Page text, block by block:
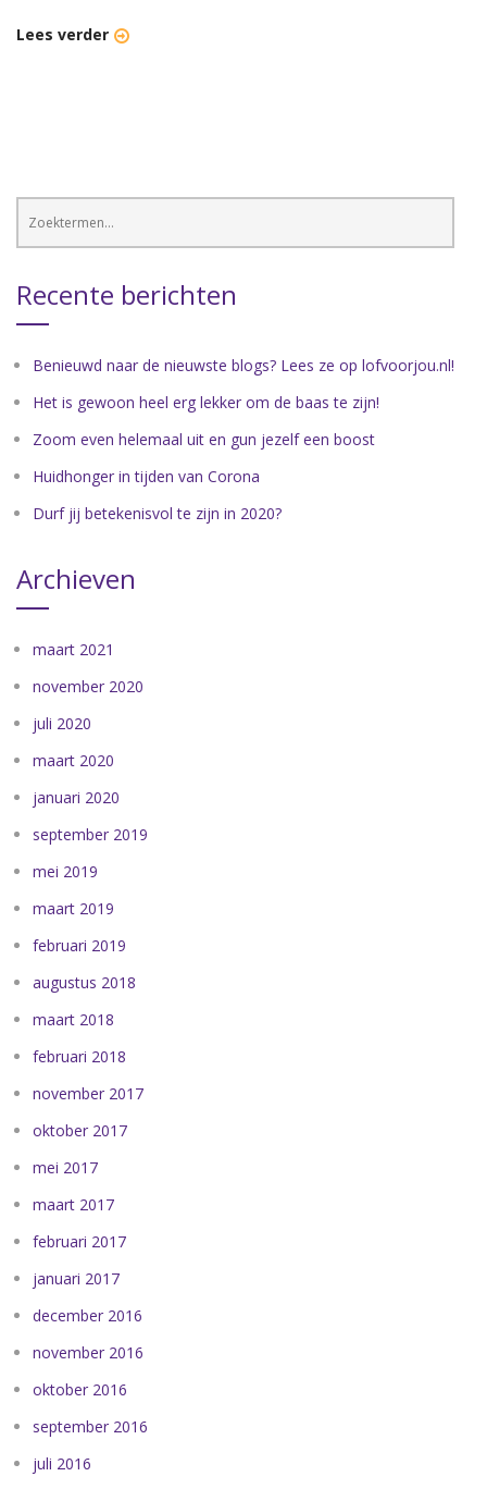
Lees verder
Recente berichten
Benieuwd naar de nieuwste blogs? Lees ze op lofvoorjou.nl!
Het is gewoon heel erg lekker om de baas te zijn!
Zoom even helemaal uit en gun jezelf een boost
Huidhonger in tijden van Corona
Durf jij betekenisvol te zijn in 2020?
Archieven
maart 2021
november 2020
juli 2020
maart 2020
januari 2020
september 2019
mei 2019
maart 2019
februari 2019
augustus 2018
maart 2018
februari 2018
november 2017
oktober 2017
mei 2017
maart 2017
februari 2017
januari 2017
december 2016
november 2016
oktober 2016
september 2016
juli 2016